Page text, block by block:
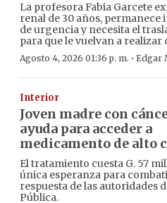
La profesora Fabia Garcete
renal de 30 años,
de urgencia y necesita el
para que le vuelvan a
Agosto 4, 2026 01:36 p. m. · Edgar
Interior
Joven madre con
ayuda para acceder a
medicamento de alto
El tratamiento cuesta G. 57
única esperanza para
respuesta de las autoridades
Pública.